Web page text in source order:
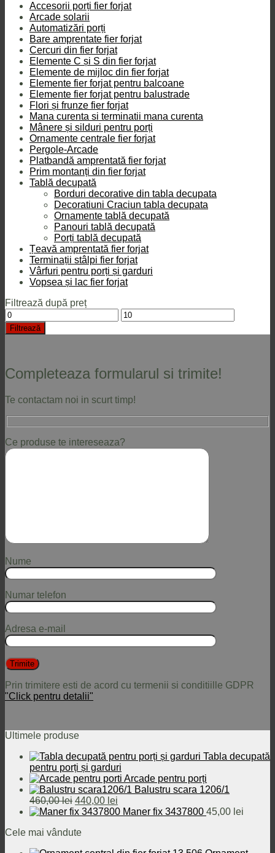
Accesorii porți fier forjat
Arcade solarii
Automatizări porți
Bare amprentate fier forjat
Cercuri din fier forjat
Elemente C și S din fier forjat
Elemente de mijloc din fier forjat
Elemente fier forjat pentru balcoane
Elemente fier forjat pentru balustrade
Flori și frunze fier forjat
Mana curenta si terminatii mana curenta
Mânere și silduri pentru porți
Ornamente centrale fier forjat
Pergole-Arcade
Platbandă amprentată fier forjat
Prim montanți din fier forjat
Tablă decupată
Borduri decorative din tabla decupata
Decoratiuni Craciun tabla decupata
Ornamente tablă decupată
Panouri tablă decupată
Porți tablă decupată
Țeavă amprentată fier forjat
Terminații stâlpi fier forjat
Vârfuri pentru porți și garduri
Vopsea și lac fier forjat
Filtrează după preț
Preț
minim
Preț
maxim
Filtrează
Completeaza formularul si trimite!
Te contactam noi in scurt timp!
Ce produse te intereseaza?
Nume
Numar telefon
Adresa e-mail
Prin trimitere esti de acord cu termenii si conditiille GDPR
"Click pentru detalii"
Ultimele produse
Tabla decupată
pentru porți și garduri
Arcade pentru porți
Balustru scara 1206/1
460,00lei Prețul
inițial
fost:
440,00 lei
curent
Maner fix 3437800 45,00 lei
Cele mai vândute